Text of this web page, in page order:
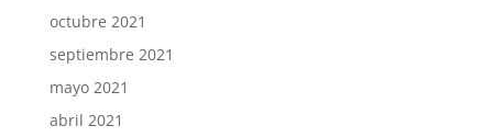
octubre 2021
septiembre 2021
mayo 2021
abril 2021